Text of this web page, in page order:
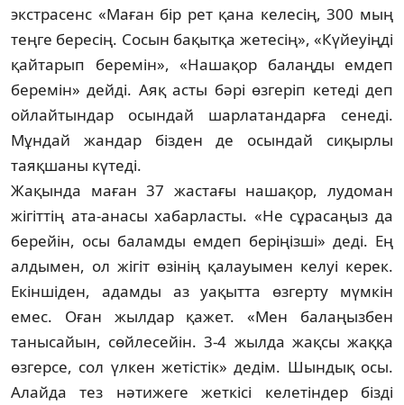
экстрасенс «Ма­ған бір рет қана келесің, 300 мың
теңге бере­сің. Сосын бақытқа жетесің», «Күйеуіңді
қай­тарып беремін», «Нашақор балаңды ем­деп
беремін» дейді. Аяқ асты бәрі өзгеріп ке­теді деп
ойлайтындар осындай шарла­тан­дарға сенеді.
Мұндай жандар бізден де осын­д­ай сиқырлы
таяқшаны күтеді.
Жақында маған 37 жастағы нашақор, лу­доман
жігіттің ата-анасы хабарласты. «Не сұрасаңыз да
берейін, осы баламды емдеп беріңізші» деді. Ең
алдымен, ол жігіт өзінің қа­лауымен келуі керек.
Екіншіден, адамды аз уақытта өзгерту мүмкін
емес. Оған жыл­дар қажет. «Мен балаңызбен
танысайын, сөйлесейін. 3-4 жылда жақсы жаққа
өзгерсе, сол үлкен жетістік» дедім. Шындық осы.
Алайда тез нәтижеге жеткісі келетіндер бізді